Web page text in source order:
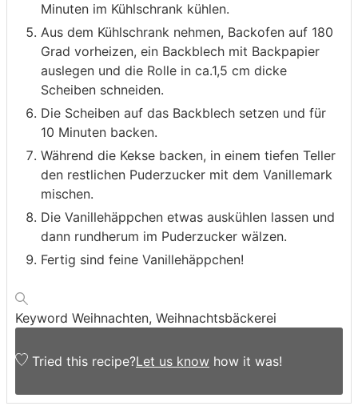
Minuten im Kühlschrank kühlen.
Aus dem Kühlschrank nehmen, Backofen auf 180
Grad vorheizen, ein Backblech mit Backpapier
auslegen und die Rolle in ca.1,5 cm dicke
Scheiben schneiden.
Die Scheiben auf das Backblech setzen und für
10 Minuten backen.
Während die Kekse backen, in einem tiefen Teller
den restlichen Puderzucker mit dem Vanillemark
mischen.
Die Vanillehäppchen etwas auskühlen lassen und
dann rundherum im Puderzucker wälzen.
Fertig sind feine Vanillehäppchen!
Keyword Weihnachten, Weihnachtsbäckerei
Tried this recipe?Let us know how it was!